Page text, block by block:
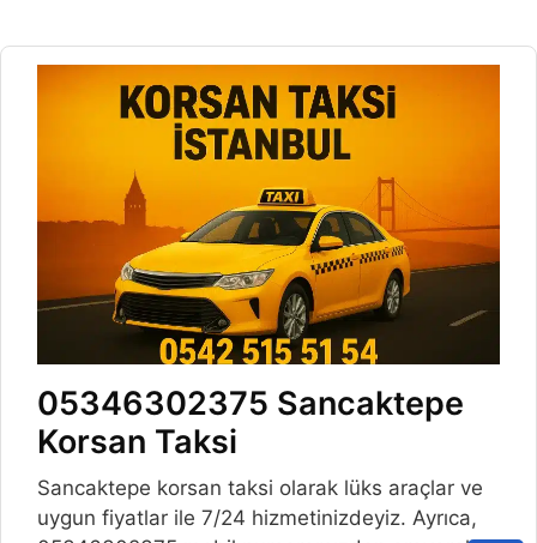
05346302375 Sancaktepe
Korsan Taksi
Sancaktepe korsan taksi olarak lüks araçlar ve
uygun fiyatlar ile 7/24 hizmetinizdeyiz. Ayrıca,